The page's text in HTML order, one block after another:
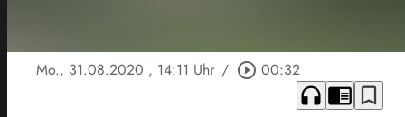
Mo., 31.08.2020 , 14:11 Uhr / play_circle_outline 00:32
headphones chrome_reader_mode bookmark_border